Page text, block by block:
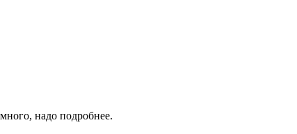
надо подробнее.